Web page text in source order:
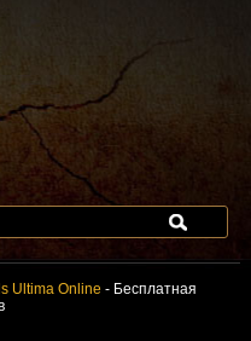
Ultima Online - Бесплатная